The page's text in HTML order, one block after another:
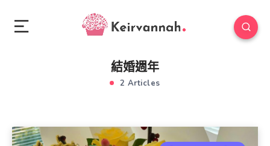
結婚週年
2 Articles